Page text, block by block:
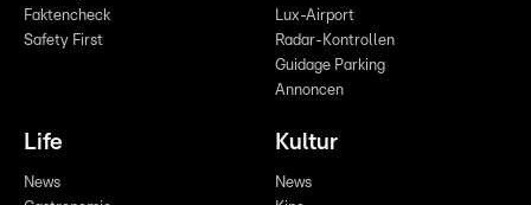
Faktencheck
Safety First
Lux-Airport
Radar-Kontrollen
Guidage Parking
Annoncen
Life
News
Kultur
News